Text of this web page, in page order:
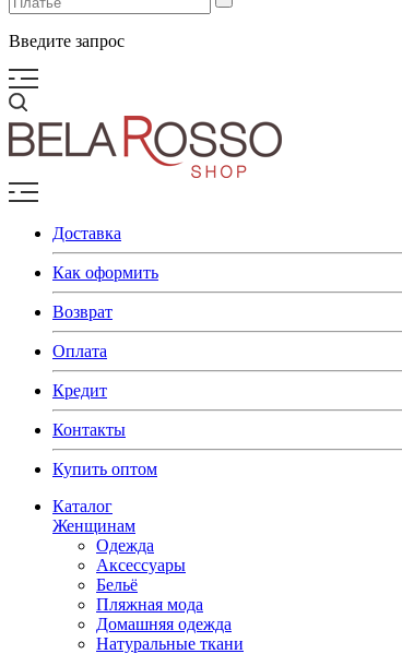
Введите запрос
Доставка
Как оформить
Возврат
Оплата
Кредит
Контакты
Купить оптом
Каталог
Женщинам
Одежда
Аксессуары
Бельё
Пляжная мода
Домашняя одежда
Натуральные ткани